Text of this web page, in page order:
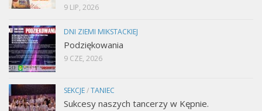
9 LIP, 2026
DNI ZIEMI MIKSTACKIEJ
Podziękowania
9 CZE, 2026
SEKCJE/TANIEC
Sukcesy naszych tancerzy w Kępnie.